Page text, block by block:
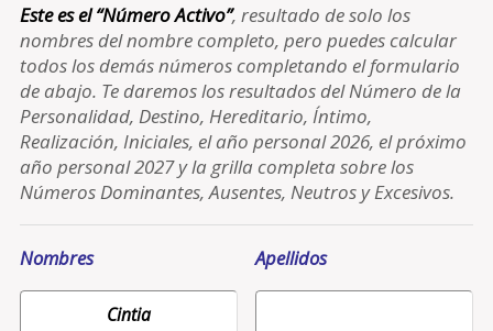
Este es el “Número Activo”, resultado de solo los
nombres del nombre completo, pero puedes calcular
todos los demás números completando el formulario
de abajo. Te daremos los resultados del Número de la
Personalidad, Destino, Hereditario, Íntimo,
Realización, Iniciales, el año personal 2026, el próximo
año personal 2027 y la grilla completa sobre los
Números Dominantes, Ausentes, Neutros y Excesivos.
Nombres Apellidos